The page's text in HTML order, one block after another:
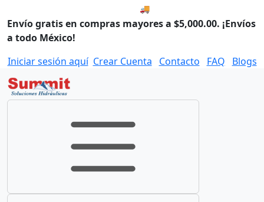
🚚 Envío el Viernes, 07 de
Envío gratis en compras mayores a $5,000.00. ¡Envíos
a todo México!
Iniciar sesión aquí Crear Cuenta Contacto FAQ Blogs